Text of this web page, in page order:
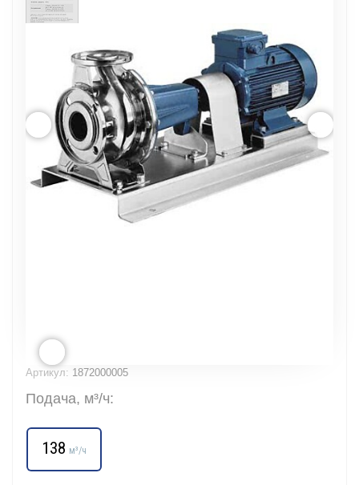
Артикул: 1872000005
Подача, м³/ч:
138 м³/ч